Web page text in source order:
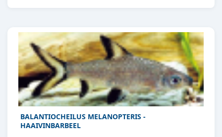
BALANTIOCHEILUS MELANOPTERIS -
HAAIVINBARBEEL